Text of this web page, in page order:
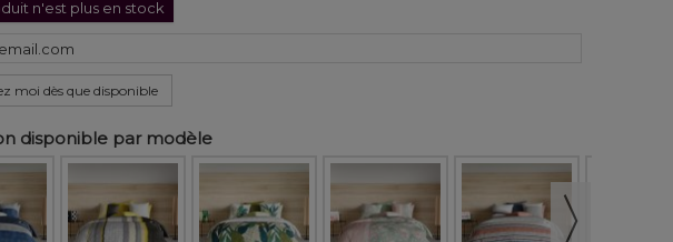
n'est plus en stock
moi dès que disponible
disponible par modèle